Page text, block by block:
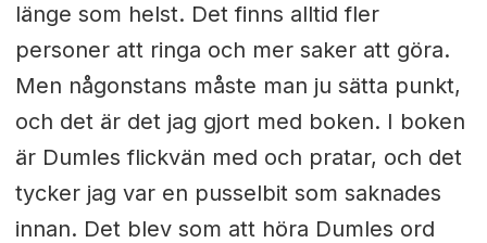
länge som helst. Det finns alltid fler
personer att ringa och mer saker att göra.
Men någonstans måste man ju sätta punkt,
och det är det jag gjort med boken. I boken
är Dumles flickvän med och pratar, och det
tycker jag var en pusselbit som saknades
innan. Det blev som att höra Dumles ord